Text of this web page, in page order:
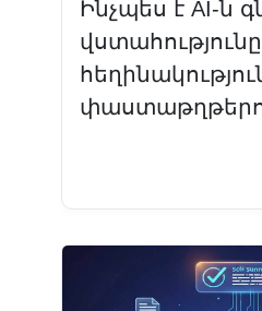
Ինչպես է AI-ն